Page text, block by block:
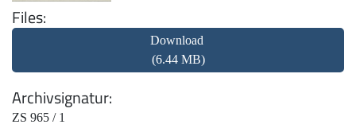
Files
Download
(6.44 MB)
Archivsignatur
ZS 965 / 1